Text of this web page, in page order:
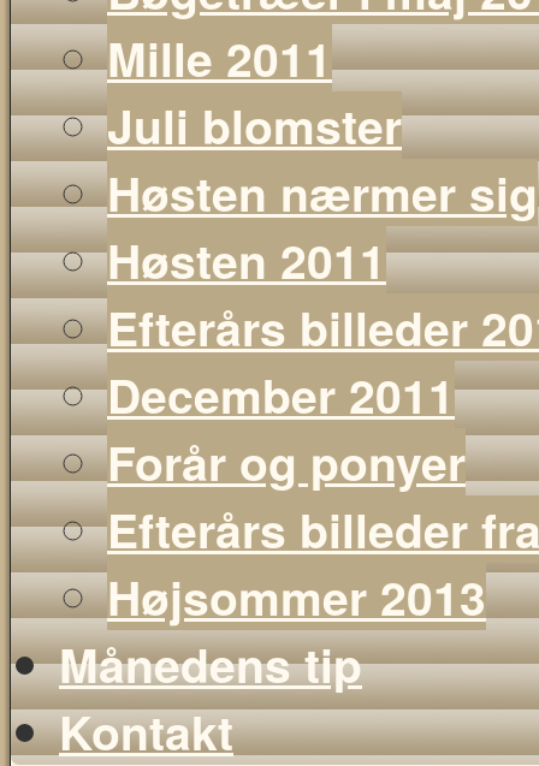
Mille 2011
Juli blomster
Høsten nærmer sig
Høsten 2011
Efterårs billeder
December 2011
Forår og ponyer
Efterårs billeder
Højsommer 2013
Månedens tip
Kontakt